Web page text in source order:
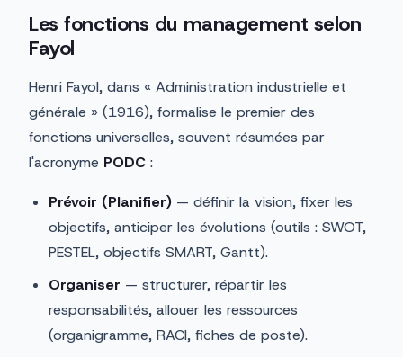
Les fonctions du management selon
Fayol
Henri Fayol, dans « Administration industrielle et
générale » (1916), formalise le premier des
fonctions universelles, souvent résumées par
l'acronyme PODC :
Prévoir (Planifier) — définir la vision, fixer les
objectifs, anticiper les évolutions (outils : SWOT,
PESTEL, objectifs SMART, Gantt).
Organiser — structurer, répartir les
responsabilités, allouer les ressources
(organigramme, RACI, fiches de poste).